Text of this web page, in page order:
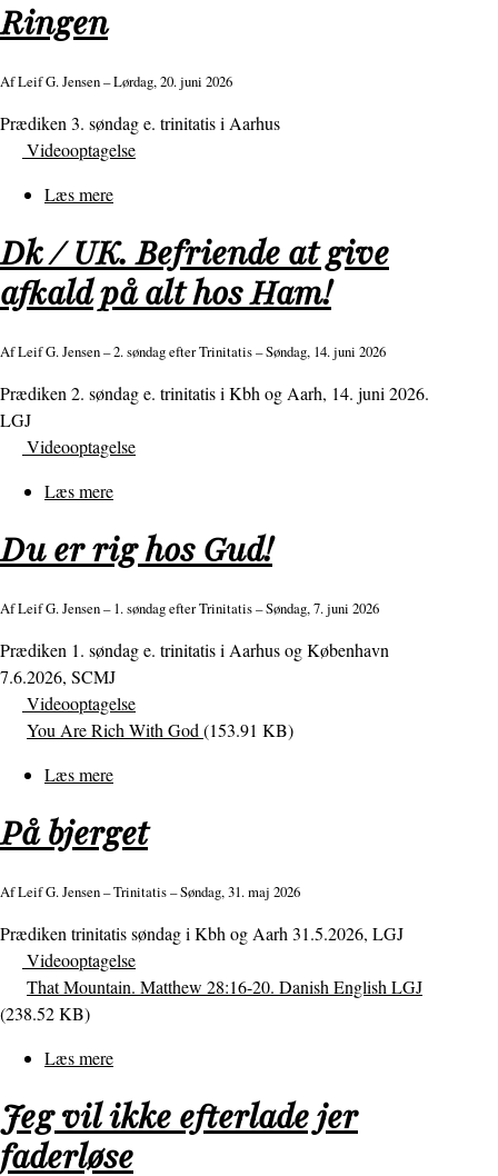
Ringen
AfLeif G. Jensen– Lørdag, 20. juni 2026
Prædiken 3. søndag e. trinitatis i Aarhus
Videooptagelse
Læs mere
Dk / UK. Befriende at give
afkald på alt hos Ham!
AfLeif G. Jensen– 2. søndag efter Trinitatis – Søndag, 14. juni 2026
Prædiken 2. søndag e. trinitatis i Kbh og Aarh, 14. juni 2026.
LGJ
Videooptagelse
Læs mere
/
UK.
give
afkald
på
alt
Du er rig hos Gud!
AfLeif G. Jensen– 1. søndag efter Trinitatis – Søndag, 7. juni 2026
Prædiken 1. søndag e. trinitatis i Aarhus og København
7.6.2026, SCMJ
Videooptagelse
You Are Rich With God (153.91 KB)
Læs mere
er
rig
På bjerget
AfLeif G. Jensen– Trinitatis – Søndag, 31. maj 2026
Prædiken trinitatis søndag i Kbh og Aarh 31.5.2026, LGJ
Videooptagelse
That Mountain. Matthew 28:16-20. Danish English LGJ
(238.52 KB)
Læs mere
bjerget
Jeg vil ikke efterlade jer
faderløse